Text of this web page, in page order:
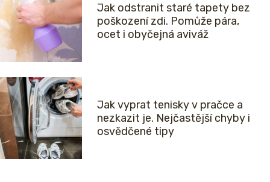
Jak odstranit staré tapety bez
poškození zdi. Pomůže pára,
ocet i obyčejná aviváž
Jak vyprat tenisky v pračce a
nezkazit je. Nejčastější chyby i
osvědčené tipy